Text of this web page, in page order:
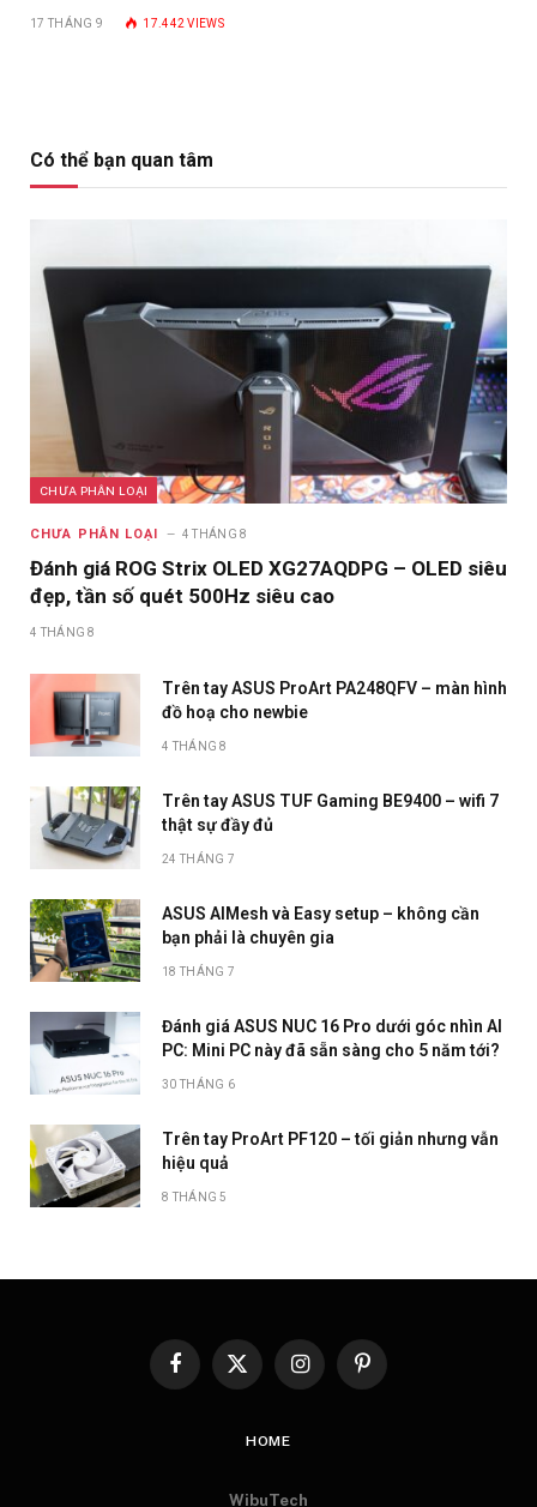
17 THÁNG 9 17.442VIEWS
Có thể bạn quan tâm
CHƯA PHÂN LOẠI
CHƯA PHÂN LOẠI 4 THÁNG 8
Đánh giá ROG Strix OLED XG27AQDPG – OLED siêu
đẹp, tần số quét 500Hz siêu cao
4 THÁNG 8
Trên tay ASUS ProArt PA248QFV – màn hình
đồ hoạ cho newbie
4 THÁNG 8
Trên tay ASUS TUF Gaming BE9400 – wifi 7
thật sự đầy đủ
24 THÁNG 7
ASUS AIMesh và Easy setup – không cần
bạn phải là chuyên gia
18 THÁNG 7
Đánh giá ASUS NUC 16 Pro dưới góc nhìn AI
PC: Mini PC này đã sẵn sàng cho 5 năm tới?
30 THÁNG 6
Trên tay ProArt PF120 – tối giản nhưng vẫn
hiệu quả
8 THÁNG 5
Facebook
X
InstagramPinterest
HOME
WibuTech